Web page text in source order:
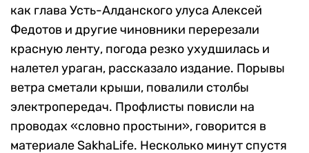
как глава Усть-Алданского улуса Алексей
Федотов и другие чиновники перерезали
красную ленту, погода резко ухудшилась и
налетел ураган, рассказало издание. Порывы
ветра сметали крыши, повалили столбы
электропередач. Профлисты повисли на
проводах «словно простыни», говорится в
материале SakhaLife. Несколько минут спустя